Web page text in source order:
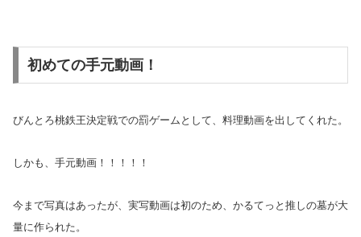
初めての手元動画！
びんとろ桃鉄王決定戦での罰ゲームとして、料理動画を出してくれた。
しかも、手元動画！！！！！
今まで写真はあったが、実写動画は初のため、かるてっと推しの墓が大
量に作られた。